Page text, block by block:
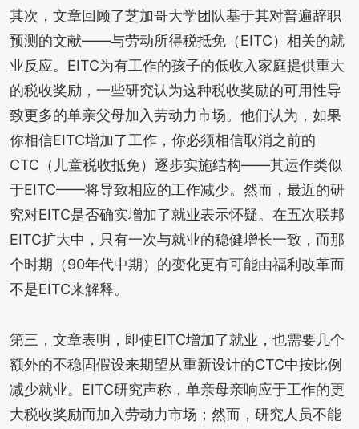
其次，文章回顾了芝加哥大学团队基于其对普遍辞职
预测的文献——与劳动所得税抵免（EITC）相关的就
业反应。EITC为有工作的孩子的低收入家庭提供重大
的税收奖励，一些研究认为这种税收奖励的可用性导
致更多的单亲父母加入劳动力市场。他们认为，如果
你相信EITC增加了工作，你必须相信取消之前的
CTC（儿童税收抵免）逐步实施结构——其运作类似
于EITC——将导致相应的工作减少。然而，最近的研
究对EITC是否确实增加了就业表示怀疑。在五次联邦
EITC扩大中，只有一次与就业的稳健增长一致，而那
个时期（90年代中期）的变化更有可能由福利改革而
不是EITC来解释。
第三，文章表明，即使EITC增加了就业，也需要几个
额外的不稳固假设来期望从重新设计的CTC中按比例
减少就业。EITC研究声称，单亲母亲响应于工作的更
大税收奖励而加入劳动力市场；然而，研究人员不能